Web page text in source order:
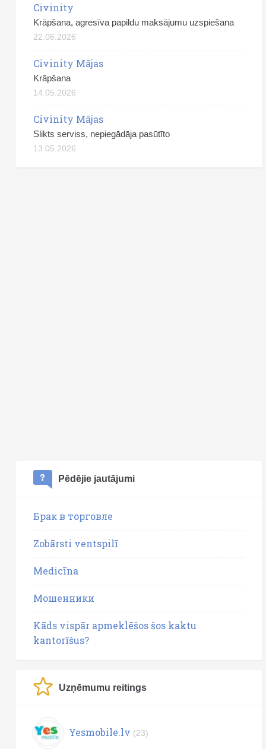
Civinity
Krāpšana, agresīva papildu maksājumu uzspiešana
22.06.2026
Civinity Mājas
Krāpšana
14.05.2026
Civinity Mājas
Slikts serviss, nepiegādāja pasūtīto
13.05.2026
Pēdējie jautājumi
Брак в торговле
Zobārsti ventspilī
Medicīna
Мошенники
Kāds vispār apmeklēšos šos kaktu
kantorīšus?
Uzņēmumu reitings
Yesmobile.lv (23)